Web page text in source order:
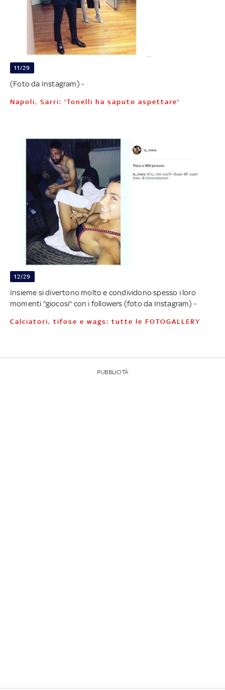
11/29
(Foto da Instagram) -
Napoli, Sarri: 'Tonelli ha saputo aspettare'
12/29
Insieme si divertono molto e condividono spesso i loro
momenti "giocosi" con i followers (foto da Instagram) -
Calciatori, tifose e wags: tutte le FOTOGALLERY
PUBBLICITÀ